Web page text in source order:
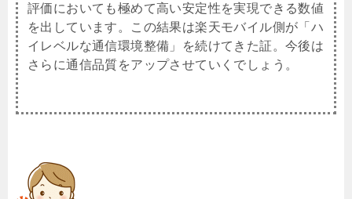
評価においても極めて高い安定性を実現できる数値
を出しています。この結果は楽天モバイル側が「ハ
イレベルな通信環境整備」を続けてきた証。今後は
さらに通信品質をアップさせていくでしょう。